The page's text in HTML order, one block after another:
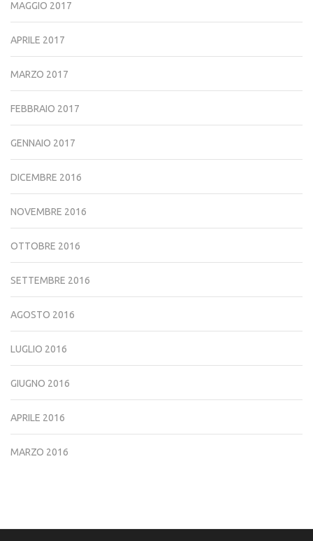
MAGGIO 2017
APRILE 2017
MARZO 2017
FEBBRAIO 2017
GENNAIO 2017
DICEMBRE 2016
NOVEMBRE 2016
OTTOBRE 2016
SETTEMBRE 2016
AGOSTO 2016
LUGLIO 2016
GIUGNO 2016
APRILE 2016
MARZO 2016